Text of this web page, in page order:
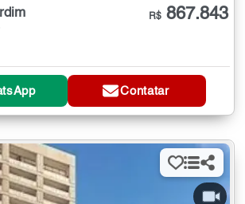
R$ 867.843
Contatar